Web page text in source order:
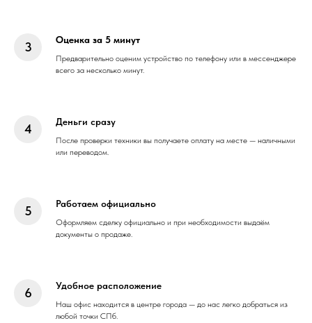
Оценка за 5 минут
Предварительно оценим устройство по телефону или в мессенджере
всего за несколько минут.
Деньги сразу
После проверки техники вы получаете оплату на месте — наличными
или переводом.
Работаем официально
Оформляем сделку официально и при необходимости выдаём
документы о продаже.
Удобное расположение
Наш офис находится в центре города — до нас легко добраться из
любой точки СПб.